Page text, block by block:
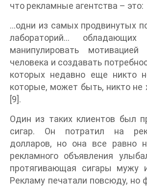
что рекламные агентства – это:
…одни из самых продвинутых
лабораторий… обладающих
манипулировать
человека и создавать
которых недавно еще никто
которые, может быть, никто не
[9].
Один из таких клиентов был
сигар. Он потратил на
долларов, но она все равно
рекламного объявления
протягивающая сигары мужу
Рекламу печатали повсюду, но